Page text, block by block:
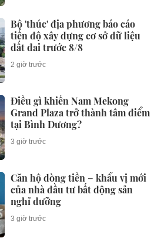
Bộ 'thúc' địa phương báo cáo
tiến độ xây dựng cơ sở dữ liệu
đất đai trước 8/8
2 giờ trước
Điều gì khiến Nam Mekong
Grand Plaza trở thành tâm điểm
tại Bình Dương?
3 giờ trước
Căn hộ dòng tiền – khẩu vị mới
của nhà đầu tư bất động sản
nghỉ dưỡng
3 giờ trước